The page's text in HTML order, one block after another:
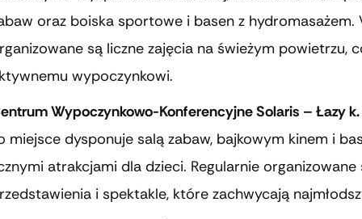
oraz boiska sportowe i basen z hydromasażem.
są liczne zajęcia na świeżym powietrzu,
wypoczynkowi.
Wypoczynkowo-Konferencyjne Solaris – Łazy
miejsce dysponuje salą zabaw, bajkowym kinem i
atrakcjami dla dzieci. Regularnie organizowane
i spektakle, które zachwycają